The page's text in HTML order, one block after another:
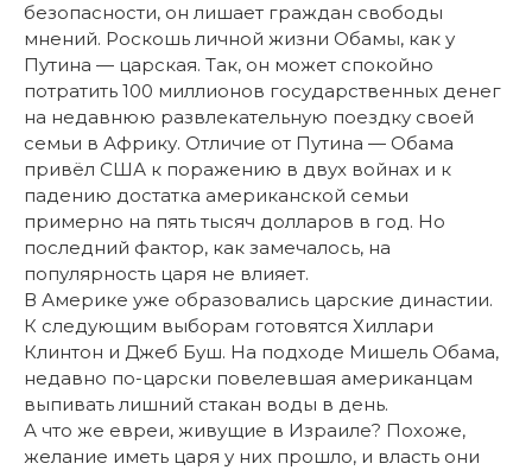
безопасности, он лишает граждан свободы
мнений. Роскошь личной жизни Обамы, как у
Путина — царская. Так, он может спокойно
потратить 100 миллионов государственных денег
на недавнюю развлекательную поездку своей
семьи в Африку. Отличие от Путина — Обама
привёл США к поражению в двух войнах и к
падению достатка американской семьи
примерно на пять тысяч долларов в год. Но
последний фактор, как замечалось, на
популярность царя не влияет.
В Америке уже образовались царские династии.
К следующим выборам готовятся Хиллари
Клинтон и Джеб Буш. На подходе Мишель Обама,
недавно по-царски повелевшая американцам
выпивать лишний стакан воды в день.
А что же евреи, живущие в Израиле? Похоже,
желание иметь царя у них прошло, и власть они